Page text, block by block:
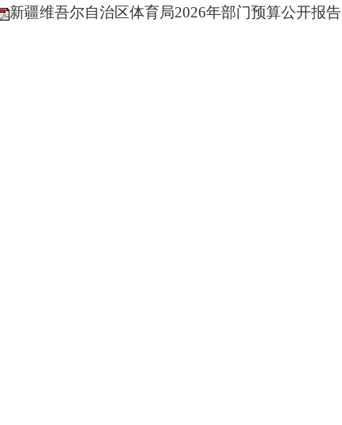
新疆维吾尔自治区体育局2026年部门预算公开报告